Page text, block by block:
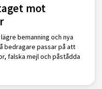
mot
bemanning och nya
bedragare passar på att
falska mejl och påstådda